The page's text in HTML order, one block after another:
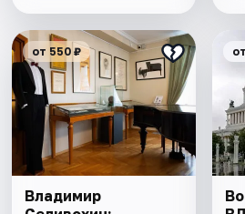
от 550 ₽
Владимир